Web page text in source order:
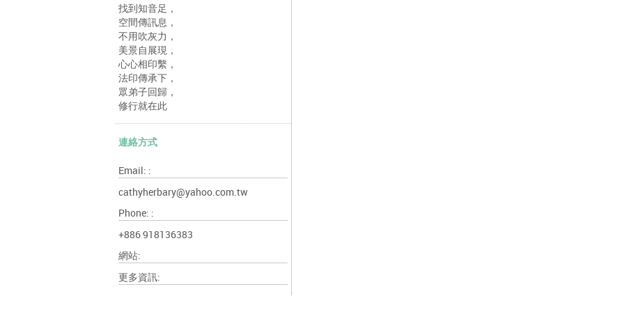
找到知音足，
空間傳訊息，
不用吹灰力，
美景自展現，
心心相印繫，
法印傳承下，
眾弟子回歸，
修行就在此
連絡方式
Email: :
cathyherbary@yahoo.com.tw
Phone: :
+886 918136383
網站:
更多資訊: